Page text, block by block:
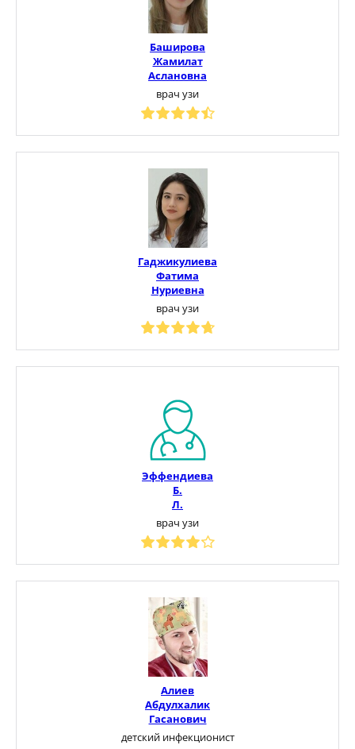
Баширова
Жамилат
Аслановна
врач узи
Гаджикулиева
Фатима
Нуриевна
врач узи
Эффендиева
Б.
Л.
врач узи
Алиев
Абдулхалик
Гасанович
детский инфекционист